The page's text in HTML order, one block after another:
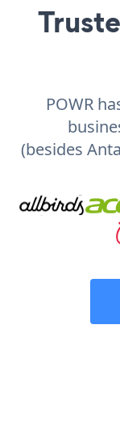
POWR
(besides